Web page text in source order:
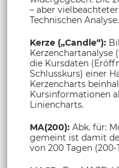
– aber
Technischen Analyse.
Kerze („Candle“):
Kerzenchartanalyse
die Kursdaten
Schlusskurs) einer
Kerzencharts
Kursinformationen
Liniencharts.
MA(200): Abk. für:
gemeint ist damit
von 200 Tagen (200-